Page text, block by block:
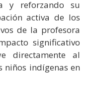
y reforzando su
activa de los
de la profesora
significativo
directamente al
niños indígenas en